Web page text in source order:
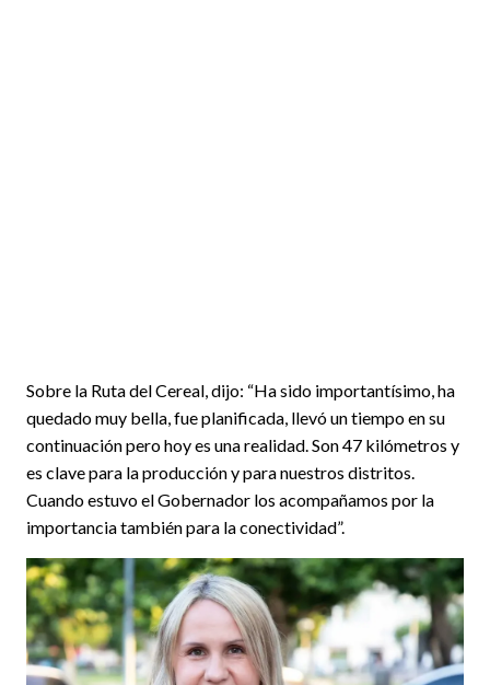
Sobre la Ruta del Cereal, dijo: “Ha sido importantísimo, ha
quedado muy bella, fue planificada, llevó un tiempo en su
continuación pero hoy es una realidad. Son 47 kilómetros y
es clave para la producción y para nuestros distritos.
Cuando estuvo el Gobernador los acompañamos por la
importancia también para la conectividad”.